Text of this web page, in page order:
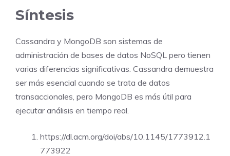
Síntesis
Cassandra y MongoDB son sistemas de
administración de bases de datos NoSQL pero tienen
varias diferencias significativas. Cassandra demuestra
ser más esencial cuando se trata de datos
transaccionales, pero MongoDB es más útil para
ejecutar análisis en tiempo real.
https://dl.acm.org/doi/abs/10.1145/1773912.1
773922